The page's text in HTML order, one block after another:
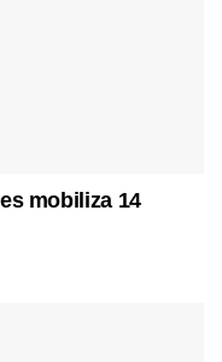
mobiliza 14